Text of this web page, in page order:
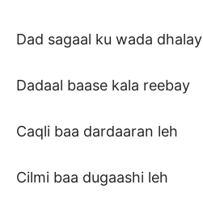
Dad sagaal ku wada dhalay
Dadaal baase kala reebay
Caqli baa dardaaran leh
Cilmi baa dugaashi leh